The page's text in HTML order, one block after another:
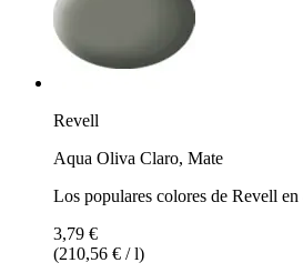
Revell
Aqua Oliva Claro, Mate
Los populares colores de Revell
3,79 €
(210,56 € / l)